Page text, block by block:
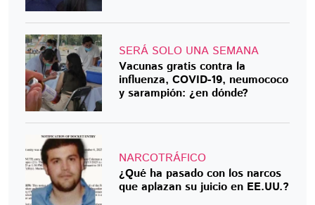
SERÁ SOLO UNA SEMANA
Vacunas gratis contra la
influenza, COVID-19, neumococo
y sarampión: ¿en dónde?
NARCOTRÁFICO
¿Qué ha pasado con los narcos
que aplazan su juicio en EE.UU.?